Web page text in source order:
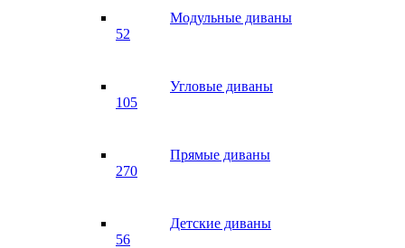
Модульные диваны
52
Угловые диваны
105
Прямые диваны
270
Детские диваны
56